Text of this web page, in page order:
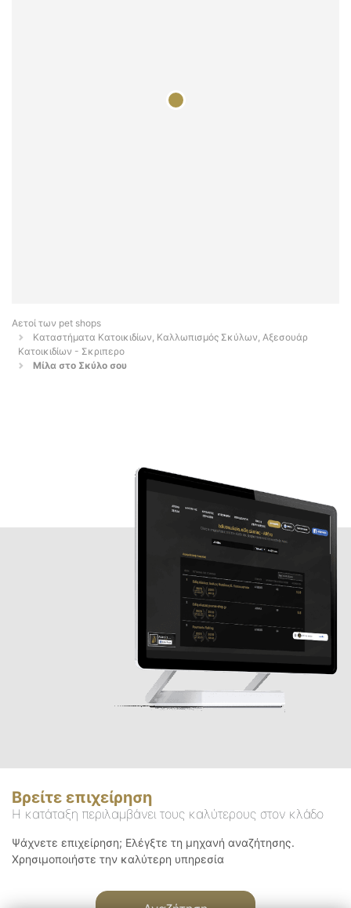
Αετοί των pet shops
Καταστήματα Κατοικιδίων, Καλλωπισμός Σκύλων, Αξεσουάρ
Κατοικιδίων - Σκριπερο
Μίλα στο Σκύλο σου
Βρείτε επιχείρηση
Η κατάταξη περιλαμβάνει τους καλύτερους στον κλάδο
Ψάχνετε επιχείρηση; Ελέγξτε τη μηχανή αναζήτησης.
Χρησιμοποιήστε την καλύτερη υπηρεσία